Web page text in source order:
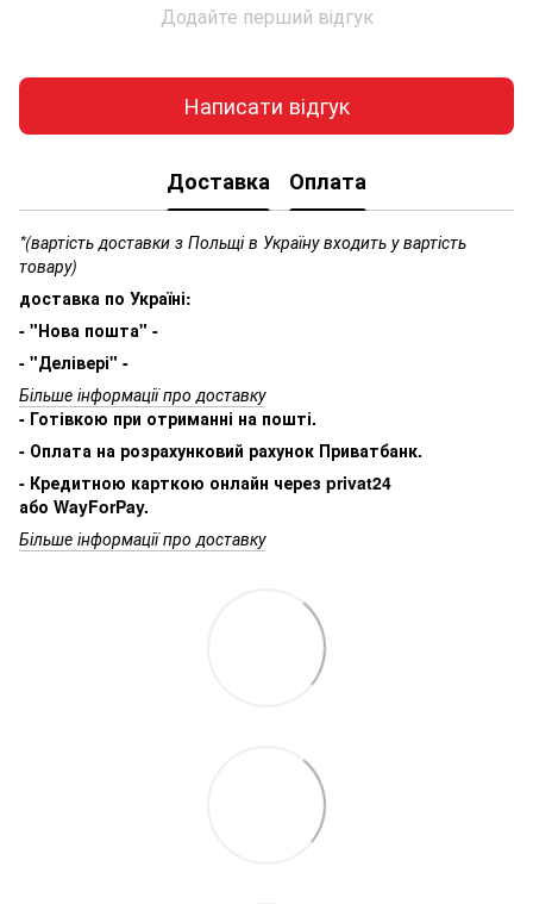
Додайте перший відгук
Написати відгук
Доставка Оплата
*(вартість доставки з Польщі в Україну входить у вартість
товару)
доставка по Україні:
- "Нова пошта" -
- "Делівері" -
Більше інформації про доставку
- Готівкою при отриманні на пошті.
- Оплата на розрахунковий рахунок Приватбанк.
- Кредитною карткою онлайн через privat24
або WayForPay.
Більше інформації про доставку